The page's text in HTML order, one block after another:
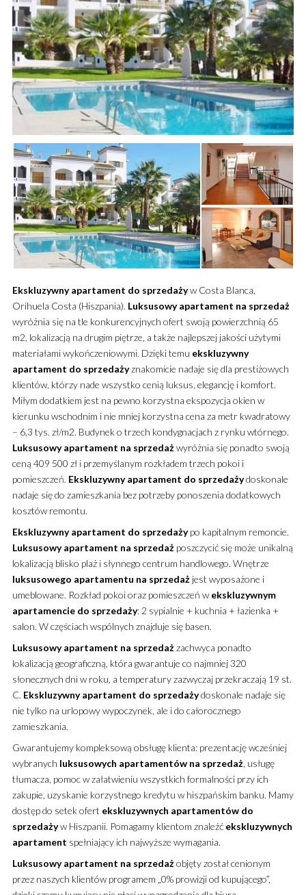
Ekskluzywny apartament do sprzedażyw Costa Blanca,
Orihuela Costa (Hiszpania). Luksusowy apartament na sprzedaż
wyróżnia się na tle konkurencyjnych ofert swoją powierzchnią 65
m2, lokalizacją na drugim piętrze, a także najlepszej jakości użytymi
materiałami wykończeniowymi. Dzięki temu ekskluzywny
apartament do sprzedażyznakomicie nadaje się dla prestiżowych
klientów, którzy nade wszystko cenią luksus, elegancję i komfort.
Miłym dodatkiem jest na pewno korzystna ekspozycja okien w
kierunku wschodnim i nie mniej korzystna cena za metr kwadratowy
– 6,3 tys. zł/m2. Budynek o trzech kondygnacjach z rynku wtórnego.
Luksusowy apartament na sprzedażwyróżnia się ponadto swoją
ceną 409 500 zł i przemyślanym rozkładem trzech pokoi i
pomieszczeń. Ekskluzywny apartament do sprzedażydoskonale
nadaje się do zamieszkania bez potrzeby ponoszenia dodatkowych
kosztów remontu.
Ekskluzywny apartament do sprzedażypo kapitalnym remoncie.
Luksusowy apartament na sprzedażposzczycić się może unikalną
lokalizacją blisko plaż i słynnego centrum handlowego. Wnętrze
luksusowego apartamentu na sprzedażjest wyposażone i
umeblowane. Rozkład pokoi oraz pomieszczeń w ekskluzywnym
apartamencie do sprzedaży: 2 sypialnie + kuchnia + łazienka +
salon. W częściach wspólnych znajduje się basen.
Luksusowy apartament na sprzedażzachwyca ponadto
lokalizacją geograficzną, która gwarantuje co najmniej 320
słonecznych dni w roku, a temperatury zazwyczaj przekraczają 19 st.
C. Ekskluzywny apartament do sprzedażydoskonale nadaje się
nie tylko na urlopowy wypoczynek, ale i do całorocznego
zamieszkania.
Gwarantujemy kompleksową obsługę klienta: prezentację wcześniej
wybranych luksusowych apartamentów na sprzedaż, usługę
tłumacza, pomoc w załatwieniu wszystkich formalności przy ich
zakupie, uzyskanie korzystnego kredytu w hiszpańskim banku. Mamy
dostęp do setek ofert ekskluzywnych apartamentów do
sprzedażyw Hiszpanii. Pomagamy klientom znaleźć ekskluzywnych
apartament spełniający ich najwyższe wymagania.
Luksusowy apartament na sprzedażobjęty został cenionym
przez naszych klientów programem „0% prowizji od kupującego”,